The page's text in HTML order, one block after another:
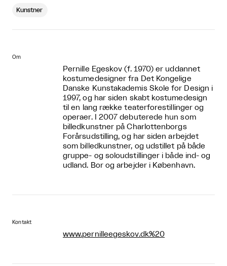
Kunstner
Om
Pernille Egeskov (f. 1970) er uddannet
kostumedesigner fra Det Kongelige
Danske Kunstakademis Skole for Design i
1997, og har siden skabt kostumedesign
til en lang række teaterforestillinger og
operaer. I 2007 debuterede hun som
billedkunstner på Charlottenborgs
Forårsudstilling, og har siden arbejdet
som billedkunstner, og udstillet på både
gruppe- og soloudstillinger i både ind- og
udland. Bor og arbejder i København.
Kontakt
www.pernilleegeskov.dk%20